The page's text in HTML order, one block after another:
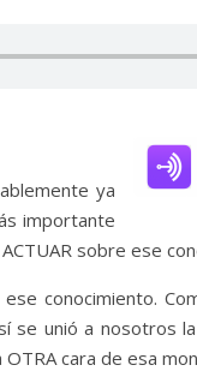
ya
importante
sobre ese
conocimiento.
se unió a nosotros
cara de esa